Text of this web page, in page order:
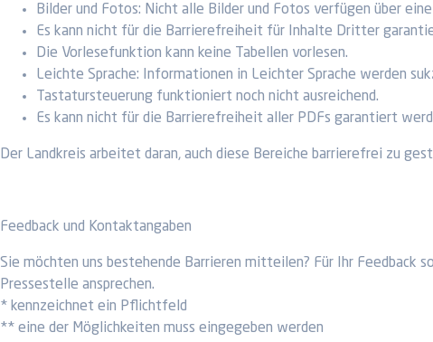
Bilder und Fotos: Nicht alle Bilder und Fotos verfügen über
Es kann nicht für die Barrierefreiheit für Inhalte Dritter
Die Vorlesefunktion kann keine Tabellen vorlesen.
Leichte Sprache: Informationen in Leichter Sprache werden
Tastatursteuerung funktioniert noch nicht ausreichend.
Es kann nicht für die Barrierefreiheit aller PDFs garantiert
Der Landkreis arbeitet daran, auch diese Bereiche barrierefrei zu
Feedback und Kontaktangaben
Sie möchten uns bestehende Barrieren mitteilen? Für Ihr Feedback
Pressestelle ansprechen.
* kennzeichnet ein Pflichtfeld
** eine der Möglichkeiten muss eingegeben werden